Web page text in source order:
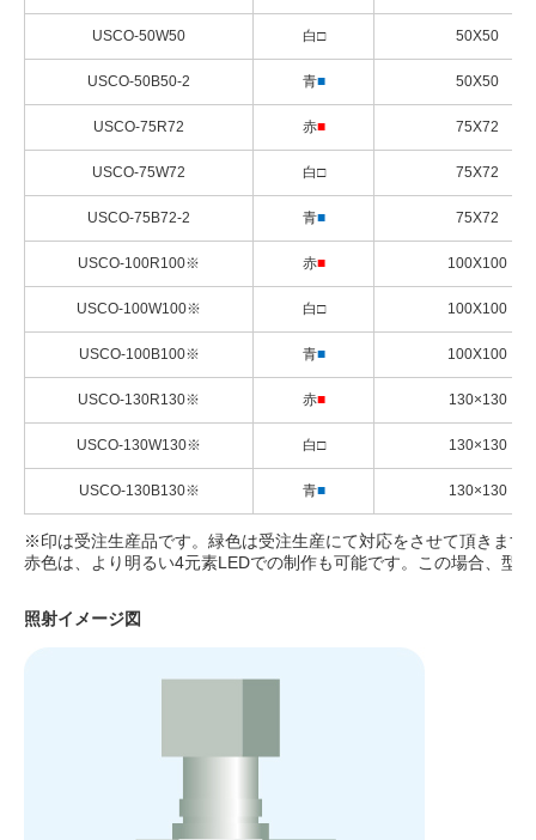
USCO-50W50 白□ 50X50
USCO-50B50-2 青■ 50X50
USCO-75R72 赤■ 75X72
USCO-75W72 白□ 75X72
USCO-75B72-2 青■ 75X72
USCO-100R100※ 赤■ 100X100
USCO-100W100※ 白□ 100X100
USCO-100B100※ 青■ 100X100
USCO-130R130※ 赤■ 130×130
USCO-130W130※ 白□ 130×130
USCO-130B130※ 青■ 130×130
※印は受注生産品です。緑色は受注生産にて対応をさせて頂きます
赤色は、より明るい4元素LEDでの制作も可能です。この場合、型
照射イメージ図